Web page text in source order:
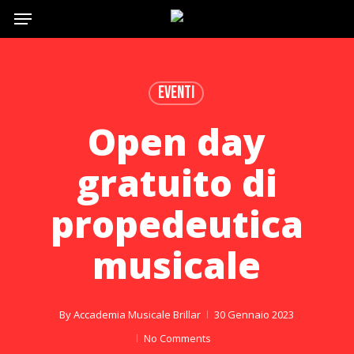
Skip
to
Menu
Eventi
Open day
gratuito di
propedeutica
musicale
ByAccademia Musicale Brillar
30 Gennaio 2023
No Comments